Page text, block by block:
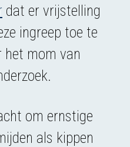
dat er vrijstelling
ingreep toe te
het mom van
om ernstige
als kippen